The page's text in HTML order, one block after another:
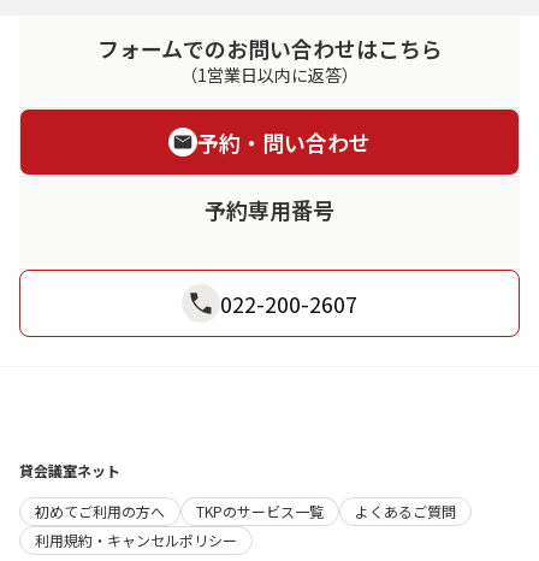
フォームでのお問い合わせはこちら
（1営業日以内に返答）
予約・問い合わせ
予約専用番号
022-200-2607
貸会議室ネット
初めてご利用の方へ
TKPのサービス一覧
よくあるご質問
利用規約・キャンセルポリシー